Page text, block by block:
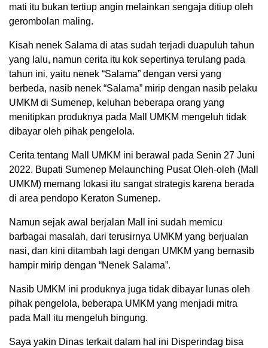
mati itu bukan tertiup angin melainkan sengaja ditiup oleh
gerombolan maling.
Kisah nenek Salama di atas sudah terjadi duapuluh tahun
yang lalu, namun cerita itu kok sepertinya terulang pada
tahun ini, yaitu nenek “Salama” dengan versi yang
berbeda, nasib nenek “Salama” mirip dengan nasib pelaku
UMKM di Sumenep, keluhan beberapa orang yang
menitipkan produknya pada Mall UMKM mengeluh tidak
dibayar oleh pihak pengelola.
Cerita tentang Mall UMKM ini berawal pada Senin 27 Juni
2022. Bupati Sumenep Melaunching Pusat Oleh-oleh (Mall
UMKM) memang lokasi itu sangat strategis karena berada
di area pendopo Keraton Sumenep.
Namun sejak awal berjalan Mall ini sudah memicu
barbagai masalah, dari terusirnya UMKM yang berjualan
nasi, dan kini ditambah lagi dengan UMKM yang bernasib
hampir mirip dengan “Nenek Salama”.
Nasib UMKM ini produknya juga tidak dibayar lunas oleh
pihak pengelola, beberapa UMKM yang menjadi mitra
pada Mall itu mengeluh bingung.
Saya yakin Dinas terkait dalam hal ini Disperindag bisa